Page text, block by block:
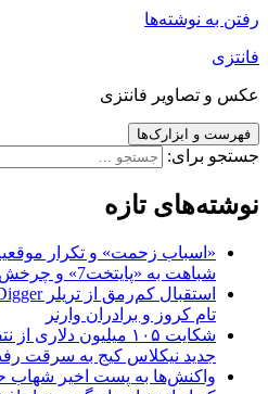
رفتن به نوشته‌ها
فانتزی
عکس و تصاویر فانتزی
فهرست و ابزارک‌ها
جستجو برای:
نوشته‌های تازه
«اسباب زحمت» و تکرار
شباهت به «پایتخت7» و چرخش بر مدار تکرار
تام کروز و برادران وارنر
شکایت ۱۰۵ میلیون
جدید نیکلاس کیج به سرقت
واکنش‌ها به پست اخیر شهاب